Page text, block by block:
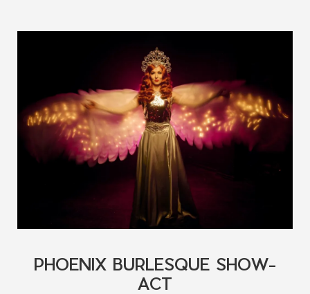
PHOENIX BURLESQUE SHOW-
ACT